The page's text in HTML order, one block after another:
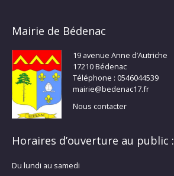
Mairie de Bédenac
19 avenue Anne d’Autriche
17210 Bédenac
Téléphone : 0546044539
mairie@bedenac17.fr
Nous contacter
Horaires d’ouverture au public :
Du lundi au samedi